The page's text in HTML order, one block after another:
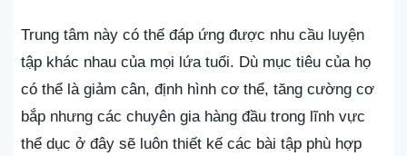
Trung tâm này có thế đáp ứng được nhu cầu luyện
tập khác nhau của mọi lứa tuổi. Dù mục tiêu của họ
có thể là giảm cân, định hình cơ thể, tăng cường cơ
bắp nhưng các chuyên gia hàng đầu trong lĩnh vực
thể dục ở đây sẽ luôn thiết kế các bài tập phù hợp